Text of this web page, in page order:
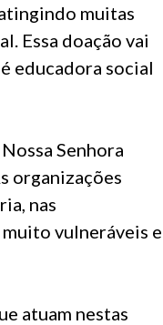
muitas
Essa doação vai
educadora social
Senhora
organizações
nas
vulneráveis e
atuam nestas